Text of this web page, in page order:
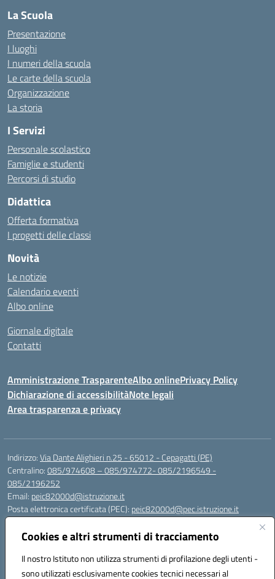
Cookies e altri strumenti di tracciamento
Il nostro Istituto non utilizza strumenti di profilazione degli utenti -
sono utilizzati esclusivamente cookies tecnici necessari al
La Scuola
Presentazione
I luoghi
I numeri della scuola
Le carte della scuola
Organizzazione
La storia
I Servizi
Personale scolastico
Famiglie e studenti
Percorsi di studio
Didattica
Offerta formativa
I progetti delle classi
Novità
Le notizie
Calendario eventi
Albo online
Giornale digitale
Contatti
Amministrazione TrasparenteAlbo onlinePrivacy Policy
Dichiarazione di accessibilitàNote legali
Area trasparenza e privacy
Indirizzo:Via Dante Alighieri n.25 - 65012 - Cepagatti (PE)
Centralino:085/974608 – 085/974772- 085/2196549 -
085/2196252
Email: peic82000d@istruzione.it
Posta elettronica certificata (PEC): peic82000d@pec.istruzione.it
Codice fiscale: 91100590685
Codice meccanografico: PEIC82000D
Codice Indice delle Pubbliche Amministrazioni (IPA): istsc_peic82000d
Codice unico di fatturazione (CUF): UFYS5I